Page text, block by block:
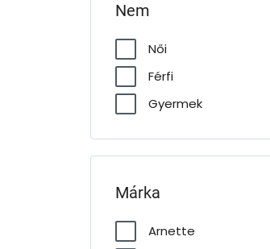
Nem
Női
Férfi
Gyermek
Márka
Arnette